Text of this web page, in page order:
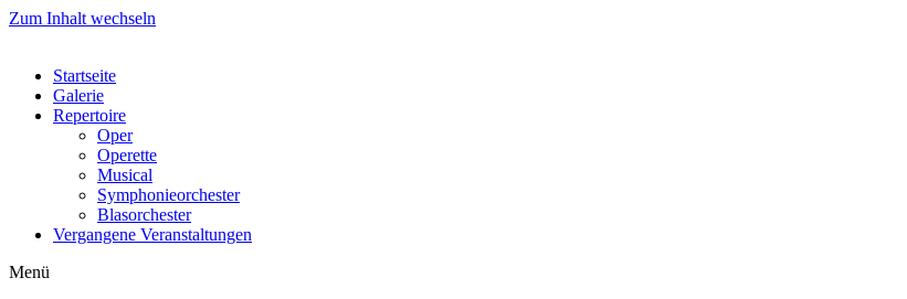
Zum Inhalt wechseln
Startseite
Galerie
Repertoire
Oper
Operette
Musical
Symphonieorchester
Blasorchester
Vergangene Veranstaltungen
Menü